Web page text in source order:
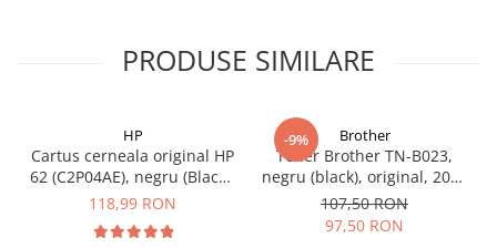
Mouse
Tastaturi
Kit mouse si tastatura
PRODUSE SIMILARE
HP
Cartus cerneala original HP
62 (C2P04AE), negru (Black),
200 pagini
118,99 RON
-9% Brother
Toner Brother TN-B023,
negru (black), original, 2000
pagini
107,50 RON
97,50 RON